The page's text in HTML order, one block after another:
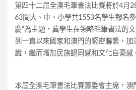
第四十二屆全澳毛筆書法比賽將於4月
63間大、中、小學共1553名學生報名
慶”為主題，冀學生在領略毛筆書法的
到一直以來國家和澳門的緊密聯繫，加
識，繼而增加民族認同感和文化自豪感
本屆全澳毛筆書法比賽籌委會主席，澳